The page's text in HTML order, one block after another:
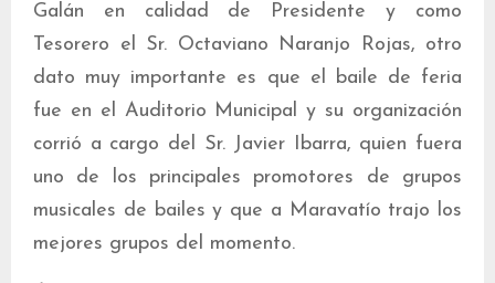
Galán en calidad de Presidente y como
Tesorero el Sr. Octaviano Naranjo Rojas, otro
dato muy importante es que el baile de feria
fue en el Auditorio Municipal y su organización
corrió a cargo del Sr. Javier Ibarra, quien fuera
uno de los principales promotores de grupos
musicales de bailes y que a Maravatío trajo los
mejores grupos del momento.